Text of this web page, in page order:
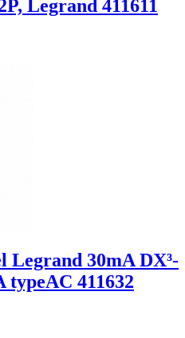
Legrand 411611
30mA DX³-
typeAC 411632